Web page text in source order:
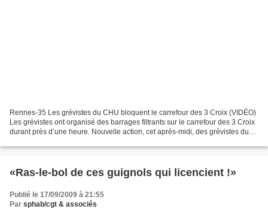
Rennes-35 Les grévistes du CHU bloquent le carrefour des 3 Croix (VIDÉO)
Les grévistes ont organisé des barrages filtrants sur le carrefour des 3 Croix
durant près d’une heure. Nouvelle action, cet après-midi, des grévistes du
«Ras-le-bol de ces guignols qui licencient !»
Publié le 17/09/2009 à 21:55
Par sphab/cgt & associés